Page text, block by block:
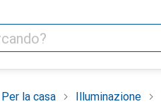
Per la casa Illuminazione